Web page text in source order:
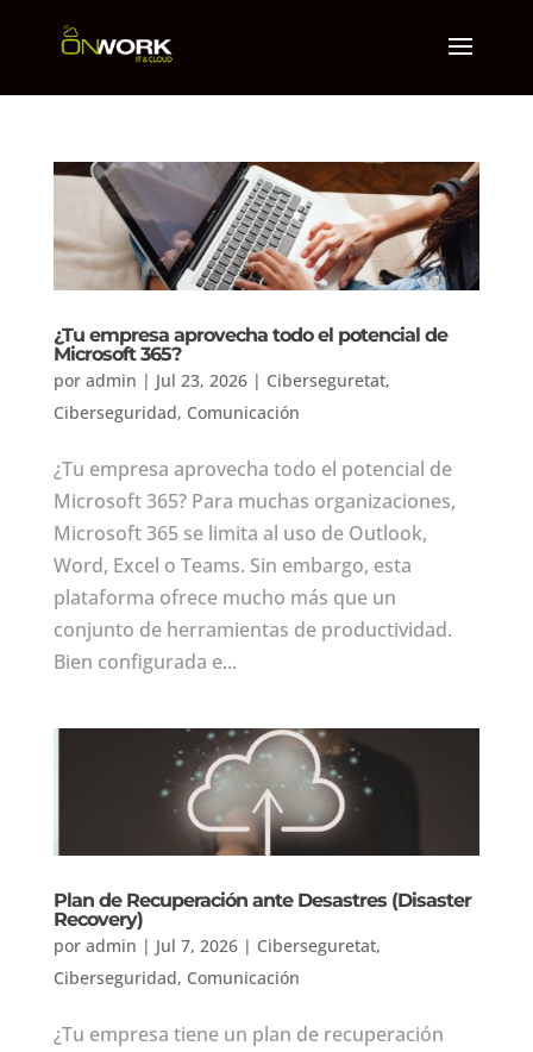
¿Tu empresa aprovecha todo el potencial de
Microsoft 365?
por admin | Jul 23, 2026| Ciberseguretat,
Ciberseguridad, Comunicación
¿Tu empresa aprovecha todo el potencial de
Microsoft 365? Para muchas organizaciones,
Microsoft 365 se limita al uso de Outlook,
Word, Excel o Teams. Sin embargo, esta
plataforma ofrece mucho más que un
conjunto de herramientas de productividad.
Bien configurada e...
Plan de Recuperación ante Desastres (Disaster
Recovery)
por admin | Jul 7, 2026| Ciberseguretat,
Ciberseguridad, Comunicación
¿Tu empresa tiene un plan de recuperación